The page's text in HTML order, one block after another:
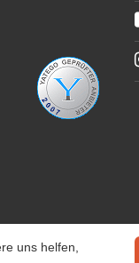
uns helfen,